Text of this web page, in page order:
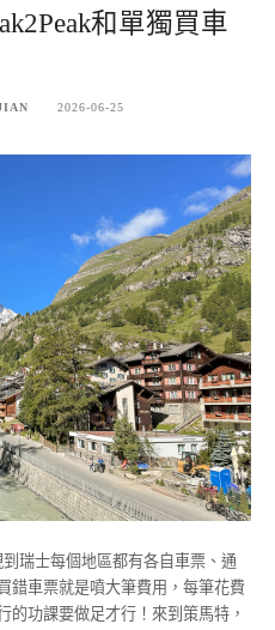
和單獨買車
2026-06-25
瑞士每個地區都有各自車票、通
錯車票就是噴大筆費用，每筆花費
的功課要做足才行！來到策馬特，